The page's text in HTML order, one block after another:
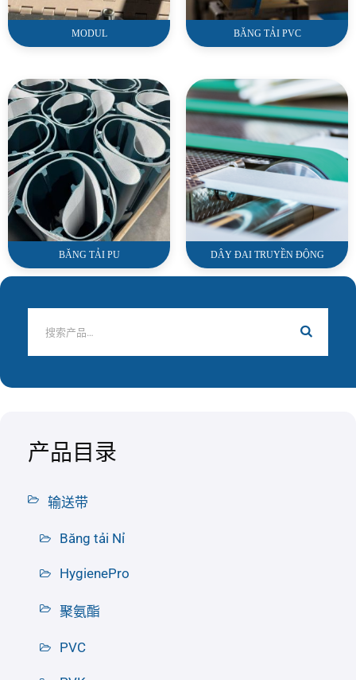
MODUL BĂNG TẢI PVC
BĂNG TẢI PU DÂY ĐAI TRUYỀN ĐỘNG
产品目录
输送带
Băng tải Nỉ
HygienePro
聚氨酯
PVC